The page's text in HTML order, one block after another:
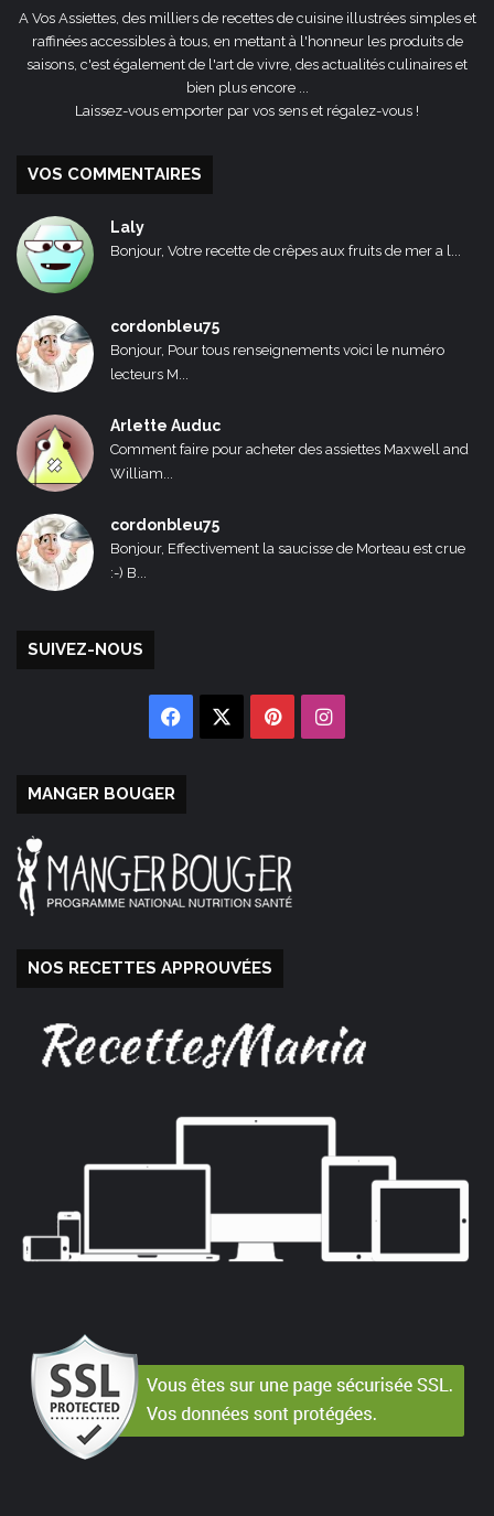
A Vos Assiettes, des milliers de recettes de cuisine illustrées simples et
raffinées accessibles à tous, en mettant à l'honneur les produits de
saisons, c'est également de l'art de vivre, des actualités culinaires et
bien plus encore ...
Laissez-vous emporter par vos sens et régalez-vous !
VOS COMMENTAIRES
Laly
Bonjour, Votre recette de crêpes aux fruits de mer a l...
cordonbleu75
Bonjour, Pour tous renseignements voici le numéro
lecteurs M...
Arlette Auduc
Comment faire pour acheter des assiettes Maxwell and
William...
cordonbleu75
Bonjour, Effectivement la saucisse de Morteau est crue
:-) B...
SUIVEZ-NOUS
Facebook PinterestInstagram
MANGER BOUGER
NOS RECETTES APPROUVÉES